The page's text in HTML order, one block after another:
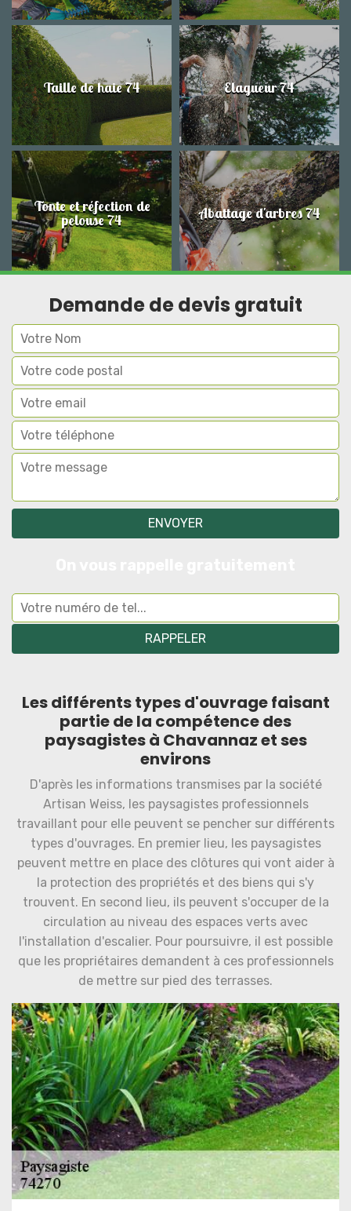
Taille de haie 74 Elagueur 74
Tonte et réfection de
pelouse 74 Abattage d'arbres 74
Demande de devis gratuit
Les différents types d'ouvrage faisant
partie de la compétence des
paysagistes à Chavannaz et ses
environs
D'après les informations transmises par la société
Artisan Weiss, les paysagistes professionnels
travaillant pour elle peuvent se pencher sur différents
types d'ouvrages. En premier lieu, les paysagistes
peuvent mettre en place des clôtures qui vont aider à
la protection des propriétés et des biens qui s'y
trouvent. En second lieu, ils peuvent s'occuper de la
circulation au niveau des espaces verts avec
l'installation d'escalier. Pour poursuivre, il est possible
que les propriétaires demandent à ces professionnels
de mettre sur pied des terrasses.